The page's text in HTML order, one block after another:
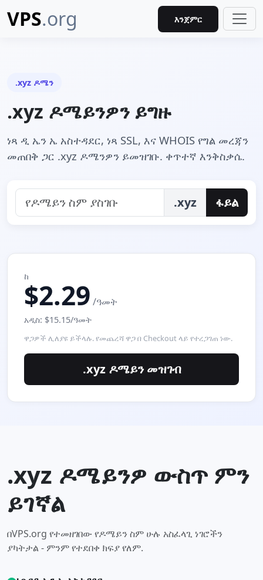
VPS.org እንጀምር
.xyz ዶሜን
.xyz ዶሜይንዎን ይግዙ
ነጻ ዲ ኤን ኤ አስተዳደር, ነጻ SSL, እና WHOIS የግል መረጃን
መጠበቅ ጋር .xyz ዶሜንዎን ይመዝገቡ. ቀጥተኛ እንቅስቃሴ.
.xyz ፋይል
ከ
$2.29 /ዓመት
አዲስ: $15.15/ዓመት
ዋጋዎች ሊለያዩ ይችላሉ. የመጨረሻ ዋጋ በ Checkout ላይ የተረጋገጠ ነው.
.xyz ዶሜይን መዝገብ
.xyz ዶሜይንዎ ውስጥ ምን
ይገኛል
በVPS.org የተመዘገበው የዶሜይን ስም ሁሉ አስፈላጊ ነገሮችን
ያካትታል - ምንም የተደበቀ ክፍያ የለም.